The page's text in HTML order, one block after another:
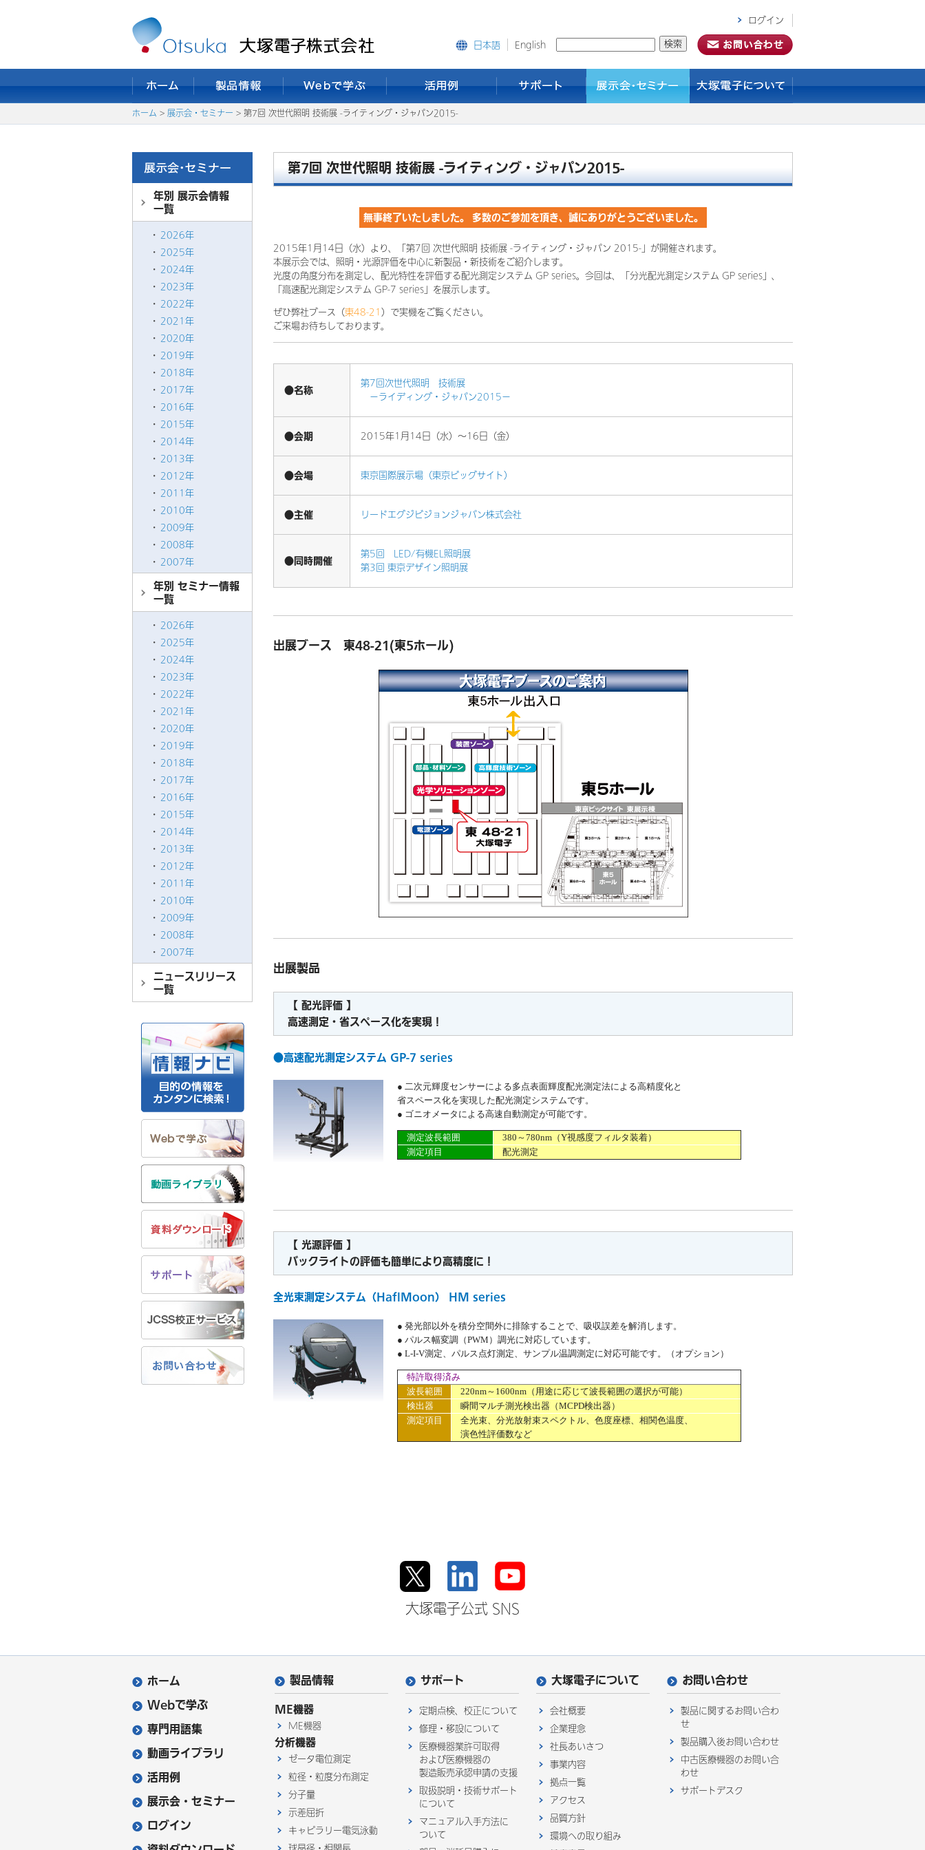
ログイン
日本語
English
ホーム > 展示会・セミナー > 第7回 次世代照明 技術展 -ライティング・ジャパン2015-
年別 展示会情報
一覧
2026年
2025年
2024年
2023年
2022年
2021年
2020年
2019年
2018年
2017年
2016年
2015年
2014年
2013年
2012年
2011年
2010年
2009年
2008年
2007年
年別 セミナー情報
一覧
2026年
2025年
2024年
2023年
2022年
2021年
2020年
2019年
2018年
2017年
2016年
2015年
2014年
2013年
2012年
2011年
2010年
2009年
2008年
2007年
ニュースリリース
一覧
第7回 次世代照明 技術展 -ライティング・ジャパン2015-
無事終了いたしました。 多数のご参加を頂き、誠にありがとうございました。
2015年1月14日（水）より、「第7回 次世代照明 技術展 -ライティング・ジャパン 2015-」が開催されます。
本展示会では、照明・光源評価を中心に新製品・新技術をご紹介します。
光度の角度分布を測定し、配光特性を評価する配光測定システム GP series。今回は、「分光配光測定システム GP series」、
「高速配光測定システム GP-7 series」を展示します。
ぜひ弊社ブース（東48-21）で実機をご覧ください。
ご来場お待ちしております。
●名称
第7回次世代照明 技術展
－ライディング・ジャパン2015－
●会期 2015年1月14日（水）～16日（金）
●会場 東京国際展示場（東京ビッグサイト）
●主催 リードエグジビジョンジャパン株式会社
●同時開催
第5回 LED/有機EL照明展
第3回 東京デザイン照明展
出展ブース 東48-21(東5ホール)
出展製品
【 配光評価 】
高速測定・省スペース化を実現！
●高速配光測定システム GP-7 series
● 二次元輝度センサーによる多点表面輝度配光測定法による高精度化と
省スペース化を実現した配光測定システムです。
● ゴニオメータによる高速自動測定が可能です。
測定波長範囲
380～780nm（Y視感度フィルタ装着）
測定項目
配光測定
【 光源評価 】
バックライトの評価も簡単により高精度に！
全光束測定システム（HaflMoon） HM series
● 発光部以外を積分空間外に排除することで、吸収誤差を解消します。
● パルス幅変調（PWM）調光に対応しています。
● L-I-V測定、パルス点灯測定、サンプル温調測定に対応可能です。（オプション）
特許取得済み
波長範囲
220nm～1600nm（用途に応じて波長範囲の選択が可能）
検出器
瞬間マルチ測光検出器（MCPD検出器）
測定項目
全光束、分光放射束スペクトル、色度座標、相関色温度、
演色性評価数など
大塚電子公式 SNS
ホーム
Webで学ぶ
専門用語集
動画ライブラリ
活用例
展示会・セミナー
ログイン
製品情報
ME機器
ME機器
分析機器
ゼータ電位測定
粒径・粒度分布測定
分子量
示差屈折
キャピラリー電気泳動
サポート
定期点検、校正について
修理・移設について
医療機器業許可取得
および医療機器の
製造販売承認申請の支援
取扱説明・技術サポート
について
マニュアル入手方法に
ついて
大塚電子について
会社概要
企業理念
社長あいさつ
事業内容
拠点一覧
アクセス
品質方針
環境への取り組み
お問い合わせ
製品に関するお問い合わ
せ
製品購入後お問い合わせ
中古医療機器のお問い合
わせ
サポートデスク